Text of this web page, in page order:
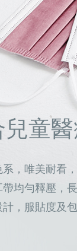
兒童
，唯美耐看
均勻釋壓，
，服貼度及